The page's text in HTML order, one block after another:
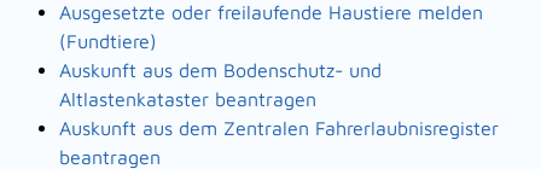
Ausgesetzte oder freilaufende Haustiere melden
(Fundtiere)
Auskunft aus dem Bodenschutz- und
Altlastenkataster beantragen
Auskunft aus dem Zentralen Fahrerlaubnisregister
beantragen